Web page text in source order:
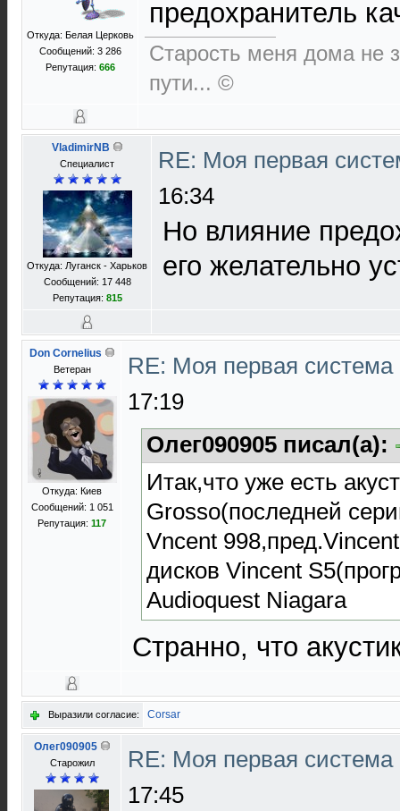
Откуда: Белая Церковь
Сообщений: 3 286
Репутация: 666
предохранитель
Старость меня дома не
пути... ©
VladimirNB
Специалист
Откуда: Луганск - Харьков
Сообщений: 17 448
Репутация: 815
RE: Моя первая
16:34
Но влияние
его желательно
Don Cornelius
Ветеран
Откуда: Киев
Сообщений: 1 051
Репутация: 117
RE: Моя первая
17:19
Олег090905 писал(а):
Итак,что уже есть
Grosso(последней
Vncent
дисков Vincent
Audioquest Niagara
Странно, что
Выразили согласие: Corsar
Олег090905
Старожил
RE: Моя первая
17:45